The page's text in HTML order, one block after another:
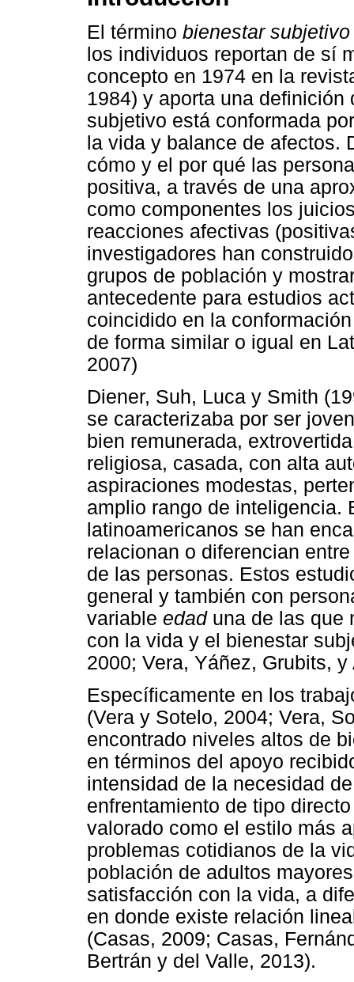
El término bienestar
los individuos reportan de sí
concepto en 1974 en la
1984) y aporta una
subjetivo está conformada
la vida y balance de afectos.
cómo y el por qué las
positiva, a través de una
como componentes los
reacciones afectivas
investigadores han
grupos de población y
antecedente para estudios
coincidido en la
de forma similar o igual en
2007)
Diener, Suh, Luca y Smith
se caracterizaba por ser
bien remunerada,
religiosa, casada, con alta
aspiraciones modestas,
amplio rango de inteligencia.
latinoamericanos se han
relacionan o diferencian
de las personas. Estos
general y también con
variable edaduna de las que
con la vida y el bienestar
2000; Vera, Yáñez, Grubits,
Específicamente en los
(Vera y Sotelo, 2004; Vera,
encontrado niveles altos de
en términos del apoyo
intensidad de la necesidad
enfrentamiento de tipo
valorado como el estilo más
problemas cotidianos de la
población de adultos
satisfacción con la vida, a
en donde existe relación
(Casas, 2009; Casas,
Bertrán y del Valle, 2013).